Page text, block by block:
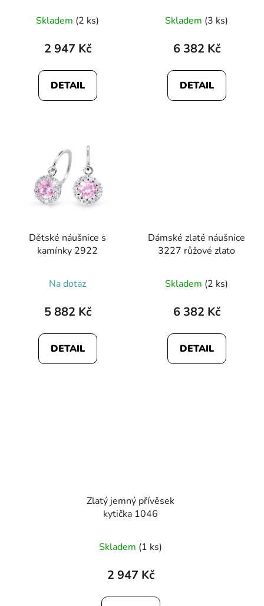
Skladem (2 ks)
2 947 Kč
DETAIL
hodnocení
produktu
5,0
z
Skladem (3 ks)
6 382 Kč
DETAIL
Dětské náušnice s
kamínky 2922
Na dotaz
5 882 Kč
DETAIL
Dámské zlaté náušnice
3227 růžové zlato
Skladem (2 ks)
6 382 Kč
DETAIL
Zlatý jemný přívěsek
kytička 1046
Skladem (1 ks)
2 947 Kč